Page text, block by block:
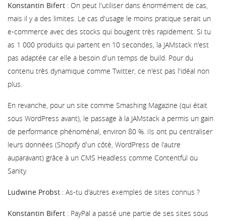
Konstantin Bifert : On peut l'utiliser dans énormément de cas,
mais il y a des limites. Le cas d'usage le moins pratique serait un
e-commerce avec des stocks qui bougent très rapidement. Si tu
as 1 000 produits qui partent en 10 secondes, la JAMstack n'est
pas adaptée car elle a besoin d'un temps de build. Pour du
contenu très dynamique comme Twitter, ce n'est pas l'idéal non
plus.
En revanche, pour un site comme Smashing Magazine (qui était
sous WordPress avant), le passage à la JAMstack a permis un gain
de performance phénoménal, environ 80 %. Ils ont pu centraliser
leurs données (Shopify d'un côté, WordPress de l'autre
auparavant) grâce à un CMS Headless comme Contentful ou
Sanity.
Ludwine Probst : As-tu d'autres exemples de sites connus ?
Konstantin Bifert : PayPal a passé une partie de ses sites sous